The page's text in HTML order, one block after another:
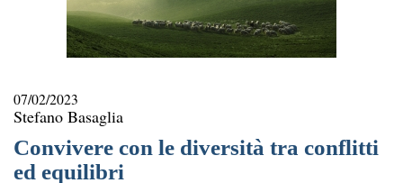
07/02/2023
Stefano Basaglia
Convivere con le diversità tra conflitti
ed equilibri